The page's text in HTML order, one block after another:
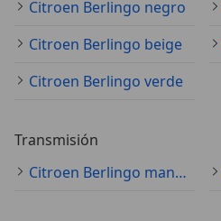
Citroen Berlingo negro
Citroen Berlingo beige
Citroen Berlingo verde
Transmisión
Citroen Berlingo manual